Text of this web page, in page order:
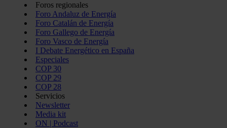
Foros regionales
Foro Andaluz de Energía
Foro Catalán de Energía
Foro Gallego de Energía
Foro Vasco de Energía
I Debate Energético en España
Especiales
COP 30
COP 29
COP 28
Servicios
Newsletter
Media kit
ON | Podcast